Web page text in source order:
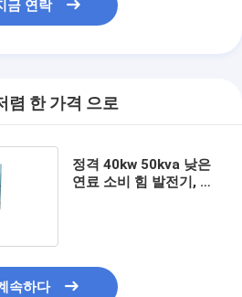
금 연락
렴 한 가격 으로
정격 40kw 50kva 낮은
연료 소비 힘 발전기, 임
속하다